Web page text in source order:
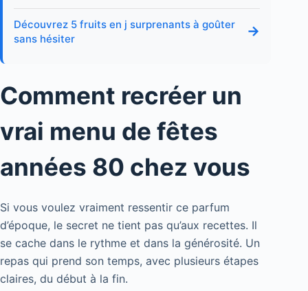
Découvrez 5 fruits en j surprenants à goûter
sans hésiter
→
Comment recréer un
vrai menu de fêtes
années 80 chez vous
Si vous voulez vraiment ressentir ce parfum
d’époque, le secret ne tient pas qu’aux recettes. Il
se cache dans le rythme et dans la générosité. Un
repas qui prend son temps, avec plusieurs étapes
claires, du début à la fin.